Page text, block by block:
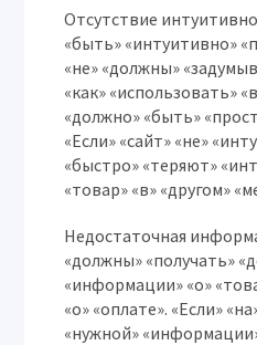
Отсутствие
«быть» «интуитивно»
«не» «должны»
«как» «использовать»
«должно» «быть»
«Если» «сайт» «не»
«быстро» «теряют»
«товар» «в» «другом»
Недостаточная
«должны» «получать»
«информации» «о»
«о» «оплате». «Если»
«нужной»